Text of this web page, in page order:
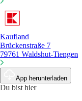
Kaufland
Brückenstraße 7
79761 Waldshut-Tiengen
App herunterladen
Du bist hier